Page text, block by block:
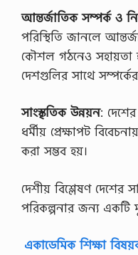
আন্তর্জাতিক সম্পর্ক ও
পরিস্থিতি জানলে
কৌশল গঠনেও সহায়তা
দেশগুলির সাথে সম্পর্কের
সাংস্কৃতিক উন্নয়ন:
ধর্মীয় প্রেক্ষাপট
করা সম্ভব হয়।
দেশীয় বিশ্লেষণ দেশের
পরিকল্পনার জন্য একটি
একাডেমিক শিক্ষা